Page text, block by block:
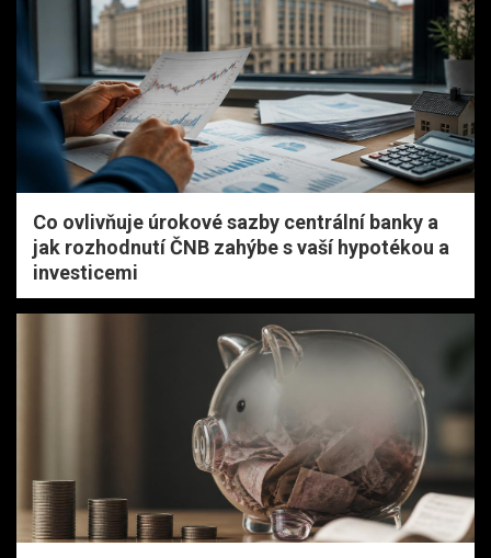
Co ovlivňuje úrokové sazby centrální banky a
jak rozhodnutí ČNB zahýbe s vaší hypotékou a
investicemi